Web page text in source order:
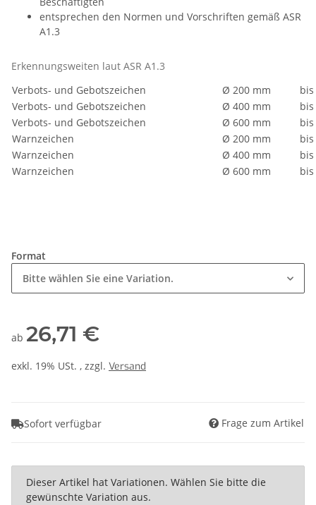
entsprechen den Normen und Vorschriften gemäß ASR
A1.3
Erkennungsweiten laut ASR A1.3
Verbots- und Gebotszeichen
Ø 200 mm
Verbots- und Gebotszeichen
Ø 400 mm
Verbots- und Gebotszeichen
Ø 600 mm
Warnzeichen
Ø 200 mm
Warnzeichen
Ø 400 mm
Warnzeichen
Ø 600 mm
Format
Bitte wählen Sie eine Variation.
ab 26,71 €
exkl. 19% USt. , zzgl. Versand
Sofort verfügbar Frage zum Artikel
x
Dieser Artikel hat Variationen. Wählen Sie bitte die
gewünschte Variation aus.